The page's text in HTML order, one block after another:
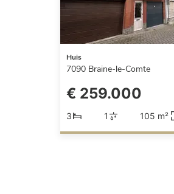
Huis
7090 Braine-le-Comte
€ 259.000
3 1 105 m²